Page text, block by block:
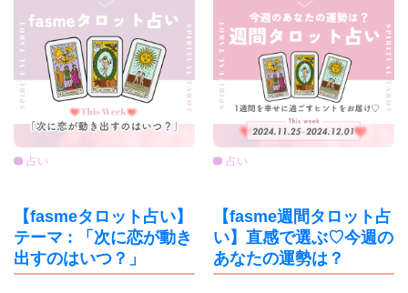
占い
【fasmeタロット占い】
テーマ : 「次に恋が動き
出すのはいつ？」
占い
【fasme週間タロット占
い】直感で選ぶ♡今週の
あなたの運勢は？